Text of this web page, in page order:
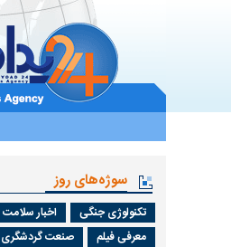
سوژه‌های روز
تکنولوژی جنگی
اخبار سلامت
معرفی فیلم
صنعت گردشگری